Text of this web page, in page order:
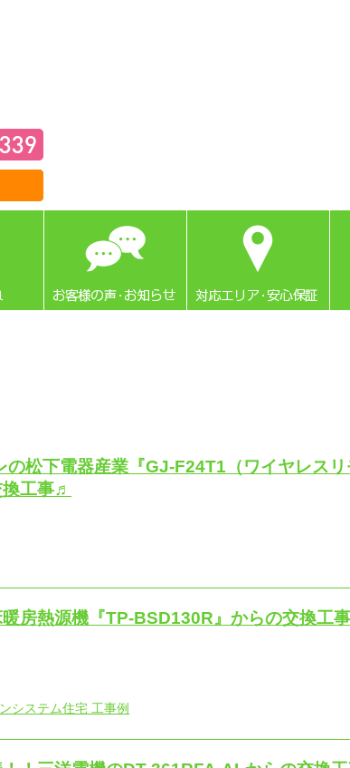
の松下電器産業『GJ-F24T1（ワイヤレス
工事♬
房熱源機『TP-BSD130R』からの交換工
システム住宅 工事例